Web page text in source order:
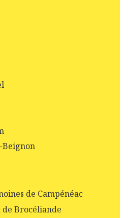
Beignon
de Campénéac
Brocéliande